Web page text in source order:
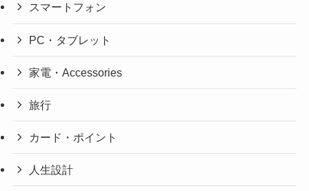
スマートフォン
PC・タブレット
家電・Accessories
旅行
カード・ポイント
人生設計